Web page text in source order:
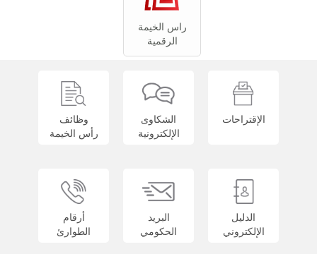
راس الخيمة
الرقمية
الإقتراحات
الشكاوى
الإلكترونية
وظائف
رأس الخيمة
الدليل
الإلكتروني
البريد
الحكومي
أرقام
الطوارئ